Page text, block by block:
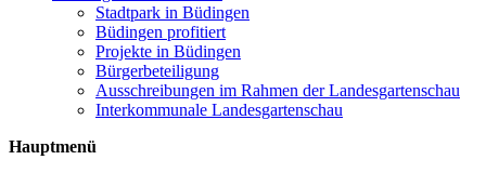
Stadtpark in Büdingen
Büdingen profitiert
Projekte in Büdingen
Bürgerbeteiligung
Ausschreibungen im Rahmen der Landesgartenschau
Interkommunale Landesgartenschau
Hauptmenü